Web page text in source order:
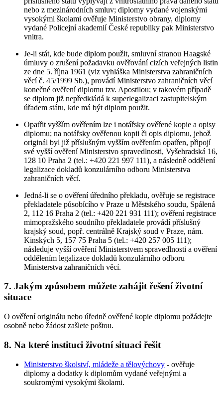
nebo z mezinárodních smluv; diplomy vydané vojenskými
vysokými školami ověřuje Ministerstvo obrany, diplomy
vydané Policejní akademií České republiky pak Ministerstvo
vnitra.
Je-li stát, kde bude diplom použit, smluvní stranou Haagské
úmluvy o zrušení požadavku ověřování cizích veřejných listin
ze dne 5. října 1961 (viz vyhláška Ministerstva zahraničních
věcí č. 45/1999 Sb.), provádí Ministerstvo zahraničních věcí
konečné ověření diplomu tzv. Apostilou; v takovém případě
se diplom již nepředkládá k superlegalizaci zastupitelským
úřadem státu, kde má být diplom použit.
Opatřit vyšším ověřením lze i notářsky ověřené kopie a opisy
diplomu; na notářsky ověřenou kopii či opis diplomu, jehož
originál byl již příslušným vyšším ověřením opatřen, připojí
své vyšší ověření Ministerstvo spravedlnosti, Vyšehradská 16,
128 10 Praha 2 (tel.: +420 221 997 111), a následně oddělení
legalizace dokladů konzulárního odboru Ministerstva
zahraničních věcí.
Jedná-li se o ověření úředního překladu, ověřuje se registrace
překladatele působícího v Praze u Městského soudu, Spálená
2, 112 16 Praha 2 (tel.: +420 221 931 111); ověření registrace
mimopražského soudního překladatele provádí příslušný
krajský soud, popř. centrálně Krajský soud v Praze, nám.
Kinských 5, 157 75 Praha 5 (tel.: +420 257 005 111);
následuje vyšší ověření Ministerstvem spravedlnosti a ověření
oddělením legalizace dokladů konzulárního odboru
Ministerstva zahraničních věcí.
7. Jakým způsobem můžete zahájit řešení životní
situace
O ověření originálu nebo úředně ověřené kopie diplomu požádejte
osobně nebo žádost zašlete poštou.
8. Na které instituci životní situaci řešit
Ministerstvo školství, mládeže a tělovýchovy - ověřuje
diplomy a dodatky k diplomům vydané veřejnými a
soukromými vysokými školami.